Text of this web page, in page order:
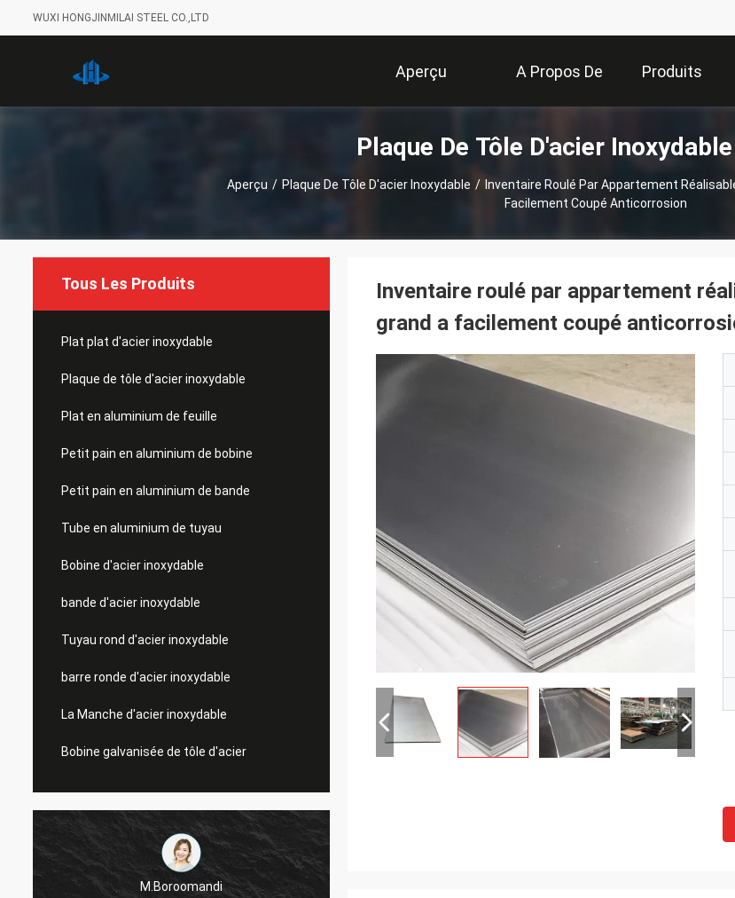
WUXI HONGJINMILAI STEEL CO.,LTD
Aperçu A Propos De
Nous
Produits
Plaque De Tôle D'acier
Aperçu / Plaque De Tôle D'acier Inoxydable / Inventaire Roulé Par Appartement
Facilement Coupé Anticorrosion
Tous Les Produits
Plat plat d'acier inoxydable
Plaque de tôle d'acier inoxydable
Plat en aluminium de feuille
Petit pain en aluminium de bobine
Petit pain en aluminium de bande
Tube en aluminium de tuyau
Bobine d'acier inoxydable
bande d'acier inoxydable
Tuyau rond d'acier inoxydable
barre ronde d'acier inoxydable
La Manche d'acier inoxydable
Bobine galvanisée de tôle d'acier
M.Boroomandi
Inventaire roulé par appartement
grand a facilement coupé